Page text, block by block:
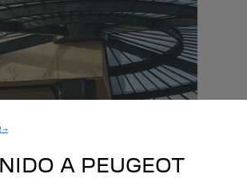
→
A PEUGEOT